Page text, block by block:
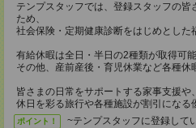
テンプスタッフでは、登録スタッフの皆
ため、
社会保険・定期健康診断をはじめとした
有給休暇は全日・半日の2種類が取得可能
その他、産前産後・育児休業など各種休
皆さまの日常をサポートする家事支援や、
休日を彩る旅行や各種施設が割引になる
ポイント！
~テンプスタッフに登録して